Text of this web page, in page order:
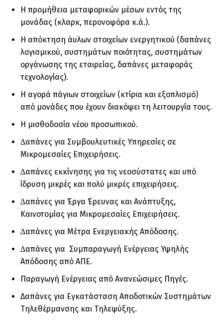
Η προµήθεια µεταφορικών µέσων εντός της
µονάδας (κλαρκ, περονοφόρα κ.ά.).
Η απόκτηση άυλων στοιχείων ενεργητικού (δαπάνες
λογισµικού, συστηµάτων ποιότητας, συστηµάτων
οργάνωσης της εταιρείας, δαπάνες µεταφοράς
τεχνολογίας).
Η αγορά πάγιων στοιχείων (κτίρια και εξοπλισµό)
από µονάδες που έχουν διακόψει τη λειτουργία τους.
Η µισθοδοσία νέου προσωπικού.
∆απάνες για Συµβουλευτικές Υπηρεσίες σε
Μικροµεσαίες Επιχειρήσεις.
∆απάνες εκκίνησης για τις νεοσύστατες και υπό
ίδρυση µικρές και πολύ µικρές επιχειρήσεις.
∆απάνες για Έργα Έρευνας και Ανάπτυξης,
Καινοτοµίας για Μικροµεσαίες Επιχειρήσεις.
∆απάνες για Μέτρα Ενεργειακής Απόδοσης.
∆απάνες για Συµπαραγωγή Ενέργειας Υψηλής
Απόδοσης από ΑΠΕ.
Παραγωγή Ενέργειας από Ανανεώσιµες Πηγές.
Δαπάνες για Εγκατάσταση Αποδοτικών Συστηµάτων
Τηλεθέρµανσης και Τηλεψύξης.